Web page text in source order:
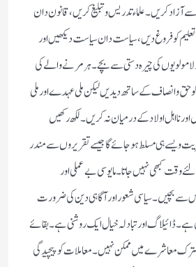
آزاد کریں۔ علماء تدریس وتبلیغ کریں، قانون دان
کو فروغ دیں، سیاست دان سیاست دیکھیں اور
مولویوں کی چیرہ دستی سے بچے۔ ہر مرنے والے کی
و انصاف کے ساتھ دیدیں لیکن ملی عہدے اور ملی
اور نااہل اولاد کے درمیان نہ کریں۔ لکھ رکھیں
ویسے ہی مسلط ہوجائے گا جیسے تقریروں سے مندر
وقت کبھی نہیں جاتا۔ مایوسی بےعملی اور
بچیں۔ سیاسی شعور اور آگاہی دین کی ضرورت
ہے۔ ڈائیلاگ اور تبادلہ خیال ایک روشنی ہے۔ بقائے
معاشرے میں ممکن نہیں۔ معاملات کو پیچیدگی